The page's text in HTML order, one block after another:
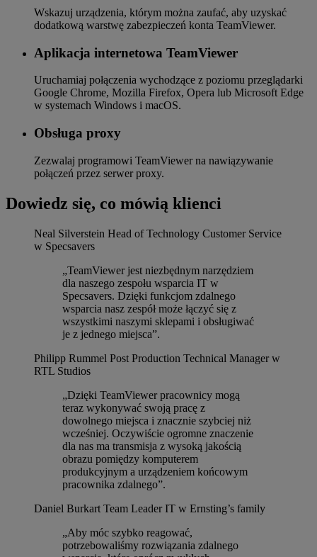
Wskazuj urządzenia, którym można zaufać, aby uzyskać
dodatkową warstwę zabezpieczeń konta TeamViewer.
Aplikacja internetowa TeamViewer
Uruchamiaj połączenia wychodzące z poziomu przeglądarki
Google Chrome, Mozilla Firefox, Opera lub Microsoft Edge
w systemach Windows i macOS.
Obsługa proxy
Zezwalaj programowi TeamViewer na nawiązywanie
połączeń przez serwer proxy.
Dowiedz się, co mówią klienci
Neal Silverstein Head of Technology Customer Service
w Specsavers
„TeamViewer jest niezbędnym narzędziem
dla naszego zespołu wsparcia IT w
Specsavers. Dzięki funkcjom zdalnego
wsparcia nasz zespół może łączyć się z
wszystkimi naszymi sklepami i obsługiwać
je z jednego miejsca”.
Philipp Rummel Post Production Technical Manager w
RTL Studios
„Dzięki TeamViewer pracownicy mogą
teraz wykonywać swoją pracę z
dowolnego miejsca i znacznie szybciej niż
wcześniej. Oczywiście ogromne znaczenie
dla nas ma transmisja z wysoką jakością
obrazu pomiędzy komputerem
produkcyjnym a urządzeniem końcowym
pracownika zdalnego”.
Daniel Burkart Team Leader IT w Ernsting’s family
„Aby móc szybko reagować,
potrzebowaliśmy rozwiązania zdalnego